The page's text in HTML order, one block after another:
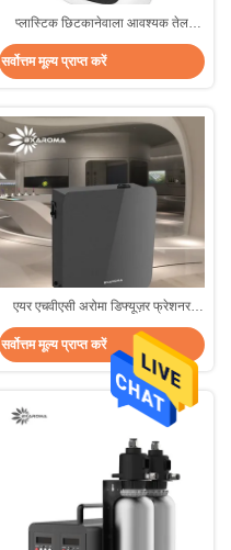
प्लास्टिक छिटकानेवाला आवश्यक तेल
विसारक अरोमाथेरेपी इलेक्ट्रोस्टैटिक
सर्वोत्तम मूल्य प्राप्त करें
एयर एचवीएसी अरोमा डिफ्यूज़र फ्रेशनर
कमर्शियल ऑयल सेंट डिफ्यूज़र मशीन
सर्वोत्तम मूल्य प्राप्त करें